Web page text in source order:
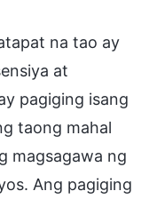
na tao ay
at
pagiging isang
taong mahal
magsagawa ng
Ang pagiging